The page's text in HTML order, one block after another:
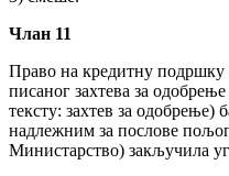
Члан 11
Право на кредитну подршку
писаног захтева за
тексту: захтев за одобрење)
надлежним за послове
Министарство) закључила